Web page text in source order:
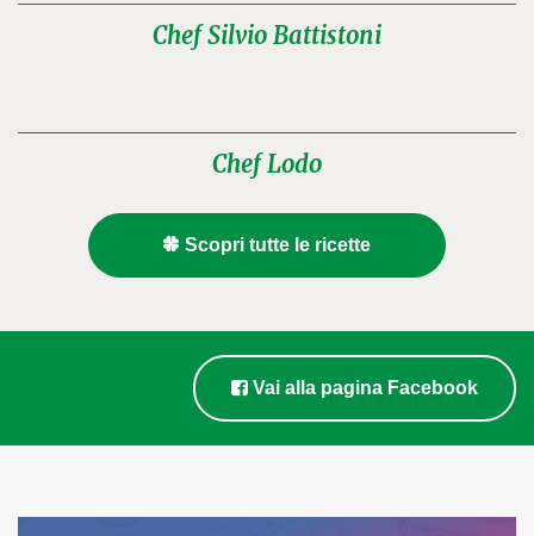
Chef Silvio Battistoni
Chef Lodo
Scopri tutte le ricette
Vai alla pagina Facebook